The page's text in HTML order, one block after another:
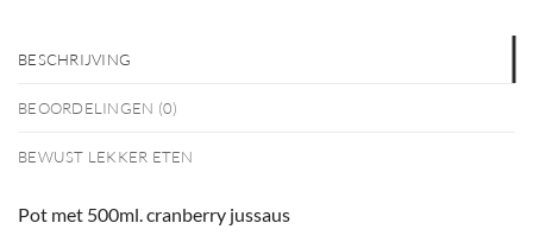
BESCHRIJVING
BEOORDELINGEN (0)
BEWUST LEKKER ETEN
Pot met 500ml. cranberry jussaus